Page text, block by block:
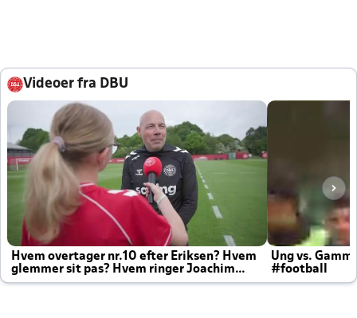
Videoer fra DBU
Hvem overtager nr.10 efter Eriksen? Hvem
glemmer sit pas? Hvem ringer Joachim
altid til efter kampe?
Ung vs.
#football